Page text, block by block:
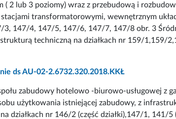
( 2 lub 3 poziomy) wraz z przebudową i
transformatorowymi, wewnętrznym
3, 147/4, 147/5, 147/6, 147/7, 147/8 obr. 3
techniczną na działkach nr 159/1,159/
ds AU-02-2.6732.320.2018.KKŁ
zabudowy hotelowo -biurowo-usługowej z
użytkowania istniejącej zabudowy, z
działkach nr 146/2 (część działki),147/1,